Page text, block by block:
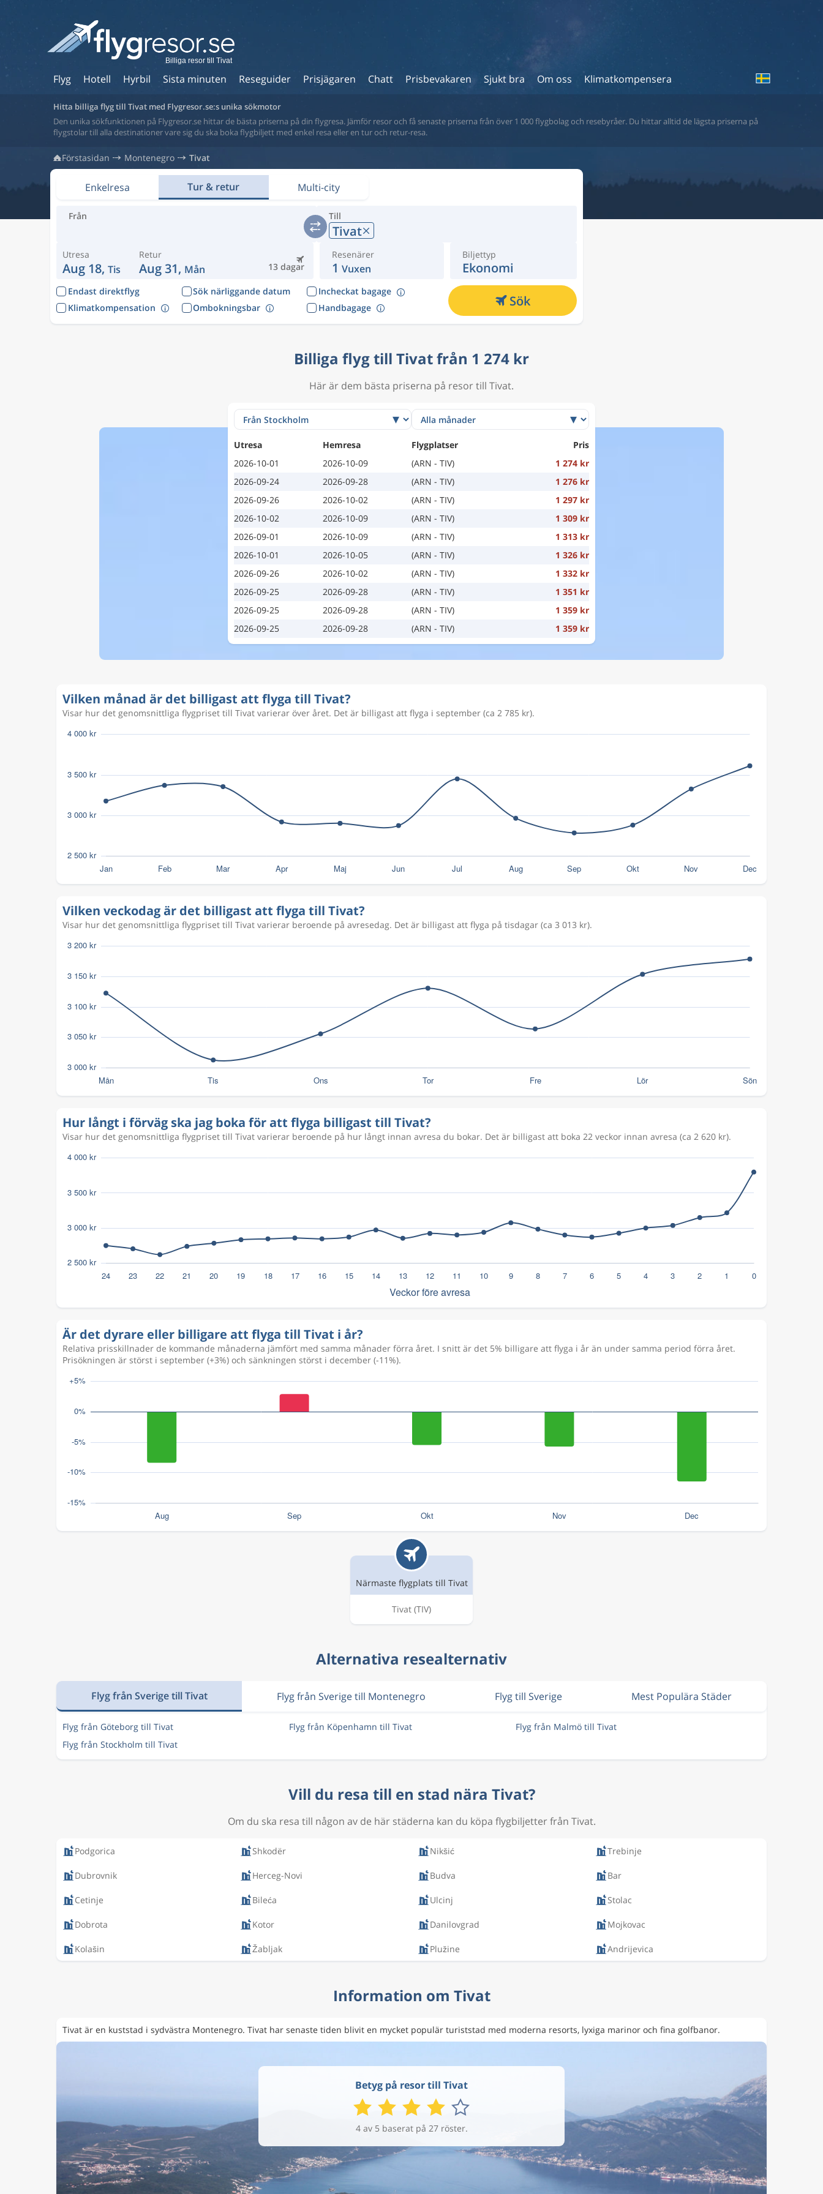
Flyg Hotell Hyrbil Sista minuten Reseguider Prisjägaren Chatt Prisbevakaren Sjukt bra Om oss Klimatkompensera
Billiga resor till Tivat
Hitta billiga flyg till Tivat med Flygresor.se:s unika sökmotor
Den unika sökfunktionen på Flygresor.se hittar de bästa priserna på din flygresa. Jämför resor och få senaste priserna från över 1 000 flygbolag och resebyråer. Du hittar alltid de lägsta priserna på
flygstolar till alla destinationer vare sig du ska boka flygbiljett med enkel resa eller en tur och retur-resa.
Förstasidan Montenegro Tivat
Enkelresa Tur & retur Multi-city
Från Till
Tivat
Utresa
Aug 18, Tis 13 dagar
Retur
Aug 31, Mån
Resenärer
1 Vuxen
Biljettyp
Ekonomi
Endast direktflyg Sök närliggande datum
Incheckat bagage
Klimatkompensation
Ombokningsbar Handbagage Sök
Billiga flyg till Tivat från 1 274 kr
Här är dem bästa priserna på resor till Tivat.
Utresa Hemresa Flygplatser
Pris
2026-10-01
2026-10-09 (ARN - TIV)
1 274 kr
2026-09-24
2026-09-28 (ARN - TIV)
1 276 kr
2026-09-26
2026-10-02 (ARN - TIV)
1 297 kr
2026-10-02
2026-10-09 (ARN - TIV)
1 309 kr
2026-09-01
2026-10-09 (ARN - TIV)
1 313 kr
2026-10-01
2026-10-05 (ARN - TIV)
1 326 kr
2026-09-26
2026-10-02 (ARN - TIV)
1 332 kr
2026-09-25
2026-09-28 (ARN - TIV)
1 351 kr
2026-09-25
2026-09-28 (ARN - TIV)
1 359 kr
2026-09-25
2026-09-28 (ARN - TIV) 1 359 kr
Vilken månad är det billigast att flyga till Tivat?
Visar hur det genomsnittliga flygpriset till Tivat varierar över året. Det är billigast att flyga i september (ca 2 785 kr).
Vilken veckodag är det billigast att flyga till Tivat?
Visar hur det genomsnittliga flygpriset till Tivat varierar beroende på avresedag. Det är billigast att flyga på tisdagar (ca 3 013 kr).
Hur långt i förväg ska jag boka för att flyga billigast till Tivat?
Visar hur det genomsnittliga flygpriset till Tivat varierar beroende på hur långt innan avresa du bokar. Det är billigast att boka 22 veckor innan avresa (ca 2 620 kr).
Är det dyrare eller billigare att flyga till Tivat i år?
Relativa prisskillnader de kommande månaderna jämfört med samma månader förra året. I snitt är det 5% billigare att flyga i år än under samma period förra året.
Prisökningen är störst i september (+3%) och sänkningen störst i december (-11%).
Närmaste flygplats till Tivat
Tivat (TIV)
Alternativa resealternativ
Flyg från Sverige till Tivat Flyg från Sverige till Montenegro Flyg till Sverige Mest Populära Städer
Flyg från Göteborg till Tivat Flyg från Köpenhamn till Tivat
Flyg från Malmö till Tivat
Flyg från Stockholm till Tivat
Vill du resa till en stad nära Tivat?
Om du ska resa till någon av de här städerna kan du köpa flygbiljetter från Tivat.
Podgorica Shkodër Nikšić Trebinje
Dubrovnik Herceg-Novi Budva Bar
Cetinje Bileća Ulcinj Stolac
Dobrota Kotor Danilovgrad Mojkovac
Kolašin Žabljak Plužine Andrijevica
Information om Tivat
Tivat är en kuststad i sydvästra Montenegro. Tivat har senaste tiden blivit en mycket populär turiststad med moderna resorts, lyxiga marinor och fina golfbanor.
Betyg på resor till Tivat
4 av 5 baserat på 27 röster.